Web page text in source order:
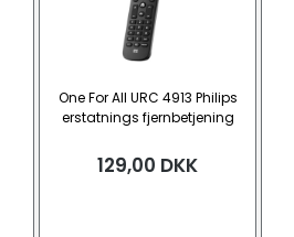
One For All URC 4913 Philips
erstatnings fjernbetjening
129,00 DKK